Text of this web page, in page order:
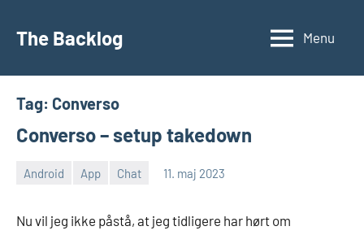
The Backlog Menu
Tag: Converso
Converso – setup takedown
Android App Chat 11. maj 2023
Johansen
Nu vil jeg ikke påstå, at jeg tidligere har hørt om